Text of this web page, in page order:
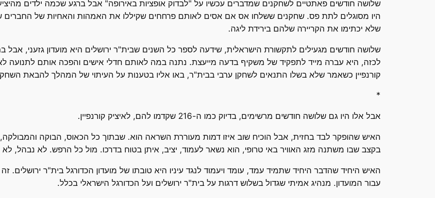
שלושה חודשים פאתטיים לשחקנים שמדברים עכשיו על "לבדוק אופציות באירופה" אבל ברגע שכמה ילדים
היו מסוגלים לתת פס. שחקנים ששלחו אס אם אסים לאותם פרחחים שקיללו את האמהות והאחיות של החברים
שלא יכתימו את הקריירה שלהם בירידת ליגה.
שלושה חודשים מגעילים לתקשורת הישראלית, שידעה לספר כל השנים שבית"ר ירושלים היא מועדון גזעני, אבל
לכזה, היא עברה מייד לתפקיד של משקיף בדעה מייעצת. נתנה במה לאותם חדלי אישים והפכה אותם לתנועה
קורנפיין כשאמר שלא בשלו התנאים לשחקן ערבי בבית"ר, באו אליו בטענות על העיתוי של המהלך להבאת
*
אבל אלו היו גם שלושה חודשים מרשימים, בדיוק כמו ה-216 שקדמו להם, לאיציק קורנפיין.
האיש שהופקר לבד בחזית, אבל הוכיח שוב איזו דמות מעוררת השראה הוא. שבתוך כל הכאוס, הבוקה
בקצב שבו משתנה מזג האוויר באי טרופי, הוא נשאר לעמוד, יציב, איתן בטוח בדרכו. מול כל הרפש. לא נבהל,
האיש היחיד שהדבר היחיד שתמיד עמד, עומד ויעמוד לנגד עיניו היא טובתו של מועדון הכדורגל בית"ר ירושלים.
עבור המועדון. מנהיג אמיתי שגדול בשלוש דרגות על בית"ר ירושלים ועל הכדורגל הישראלי בכלל.